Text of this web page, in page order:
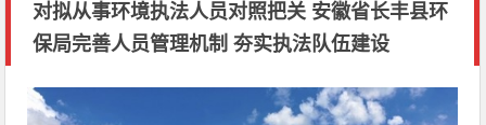
对拟从事环境执法人员对照把关 安徽省长丰县环
保局完善人员管理机制 夯实执法队伍建设